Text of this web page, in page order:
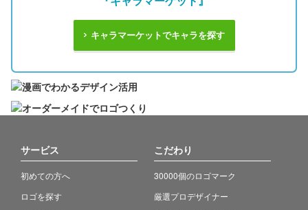
キャラマーケットでキャラを探す
サービス
初めての方へ
ロゴを探す
こだわり
30000個のロゴマーク
厳選プロデザイナー